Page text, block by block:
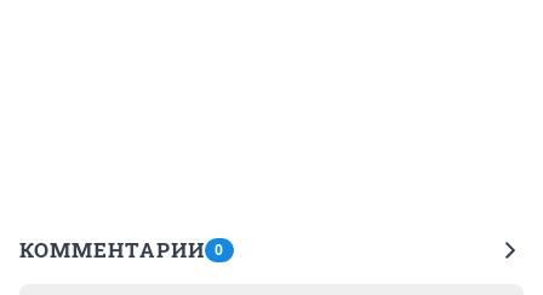
КОММЕНТАРИИ 0